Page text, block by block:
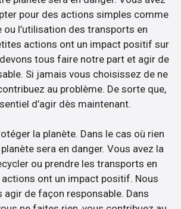
pour des actions simples comme
ou l’utilisation des transports en
actions ont un impact positif sur
tous faire notre part et agir de
Si jamais vous choisissez de ne
au problème. De sorte que,
d’agir dès maintenant.
la planète. Dans le cas où rien
sera en danger. Vous avez la
ou prendre les transports en
ont un impact positif. Nous
agir de façon responsable. Dans